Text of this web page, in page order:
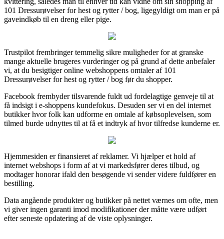
101 Dressurøvelser for hest og rytter / bog, ligegyldigt om man er på
gaveindkøb til en dreng eller pige.
Trustpilot frembringer temmelig sikre muligheder for at granske
mange aktuelle brugeres vurderinger og på grund af dette anbefaler
vi, at du besigtiger online webshoppens omtaler af 101
Dressurøvelser for hest og rytter / bog før du shopper.
Facebook frembyder tilsvarende fuldt ud fordelagtige genveje til at
få indsigt i e-shoppens kundefokus. Desuden ser vi en del internet
butikker hvor folk kan udforme en omtale af købsoplevelsen, som
tilmed burde udnyttes til at få et indtryk af hvor tilfredse kunderne er.
Hjemmesiden er finansieret af reklamer. Vi hjælper et hold af
internet webshops i form af at vi markedsfører deres tilbud, og
modtager honorar ifald den besøgende vi sender videre fuldfører en
bestilling.
Data angående produkter og butikker på nettet værnes om ofte, men
vi giver ingen garanti imod modifikationer der måtte være udført
efter seneste opdatering af de viste oplysninger.